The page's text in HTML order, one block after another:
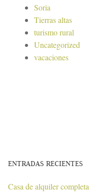
Soria
Tierras altas
turismo rural
Uncategorized
vacaciones
ENTRADAS RECIENTES
Casa de alquiler completa